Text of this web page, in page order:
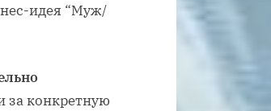
идея “Муж/
за конкретную